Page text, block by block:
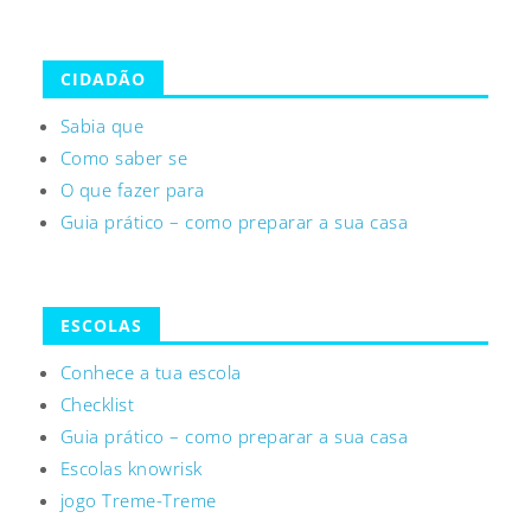
CIDADÃO
Sabia que
Como saber se
O que fazer para
Guia prático – como preparar a sua casa
ESCOLAS
Conhece a tua escola
Checklist
Guia prático – como preparar a sua casa
Escolas knowrisk
jogo Treme-Treme